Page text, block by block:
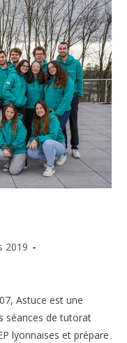
2019
Astuce est une
séances de tutorat
lyonnaises et prépare